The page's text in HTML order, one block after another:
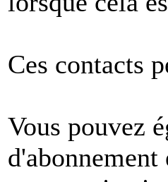
Ces contacts
Vous pouvez